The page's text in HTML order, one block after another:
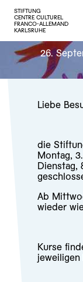
STIFTUNG
CENTRE CULTUREL
FRANCO-ALLEMAND
KARLSRUHE
26.
Liebe
die
Montag,
Dienstag,
Ab
wieder
Kurse